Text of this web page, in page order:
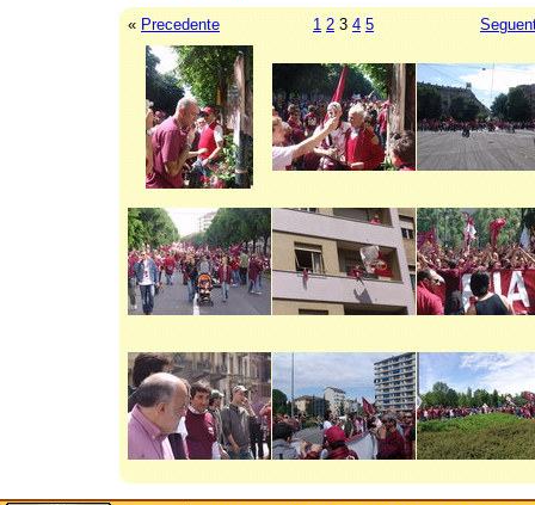
« Precedente 1 2 3 4 5